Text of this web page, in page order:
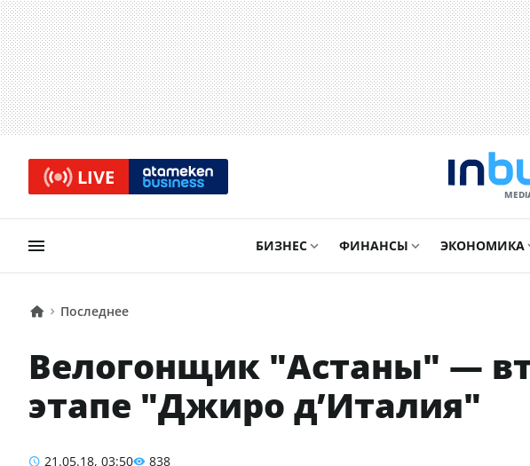
LIVE
БИЗНЕС ФИНАНСЫ ЭКОНОМИКА
Последнее
Велогонщик "Астаны" —
этапе "Джиро д’Италия"
21.05.18, 03:50 838